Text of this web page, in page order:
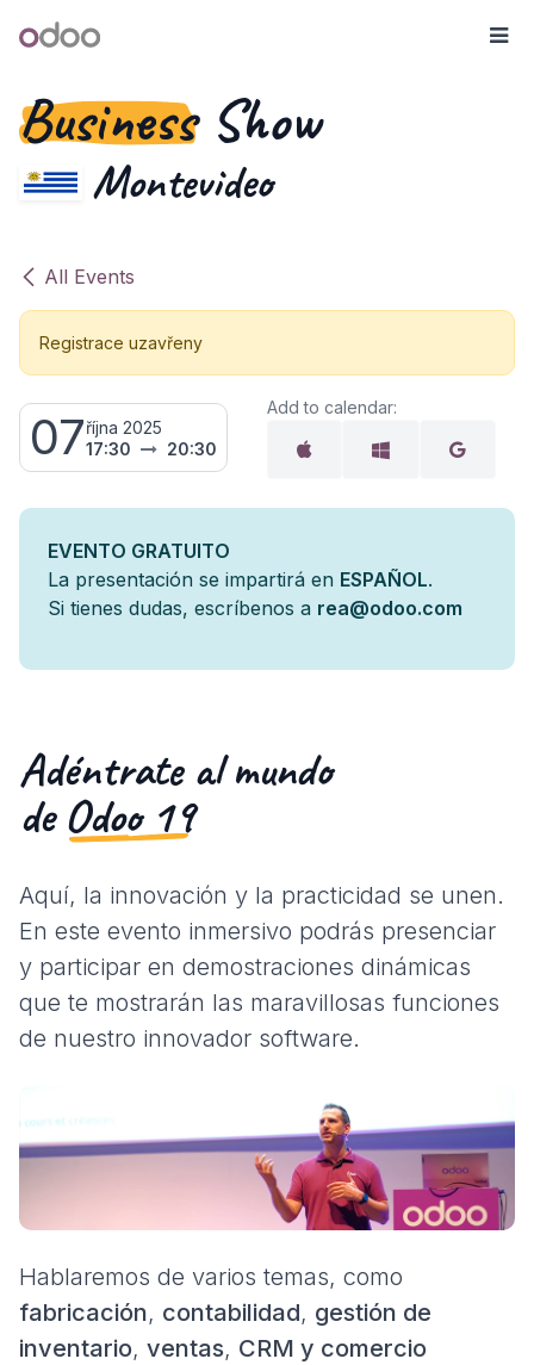
Odoo
BusinessShow
Montevideo
All Events
Registrace uzavřeny
07října 2025
17:30
20:30
Add to calendar:
EVENTO GRATUITO
La presentación se impartirá en ESPAÑOL.
Si tienes dudas, escríbenos a rea@odoo.com
Adéntrate al mundo
deOdoo 19
Aquí, la innovación y la practicidad se unen.
En este evento inmersivo podrás presenciar
y participar en demostraciones dinámicas
que te mostrarán las maravillosas funciones
de nuestro innovador software.
Hablaremos de varios temas, como
fabricación, contabilidad, gestión de
inventario, ventas, CRM y comercio